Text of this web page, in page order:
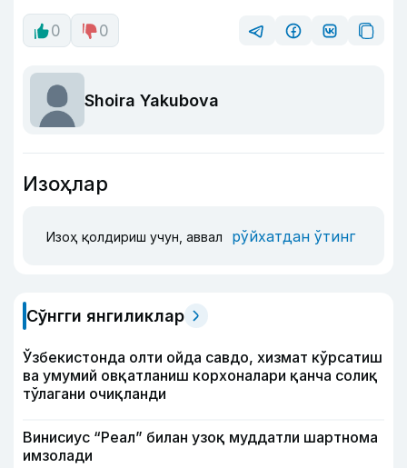
0 0
Shoira Yakubova
Изоҳлар
Изоҳ қолдириш учун, аввал рўйхатдан ўтинг
Сўнгги янгиликлар
Ўзбекистонда олти ойда савдо, хизмат кўрсатиш
ва умумий овқатланиш корхоналари қанча солиқ
тўлагани очиқланди
Винисиус “Реал” билан узоқ муддатли шартнома
имзолади